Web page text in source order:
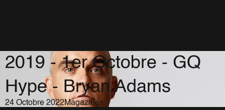
2019 - 1er Octobre - GQ
Hype - Bryan Adams
24 Octobre 2022Magazines